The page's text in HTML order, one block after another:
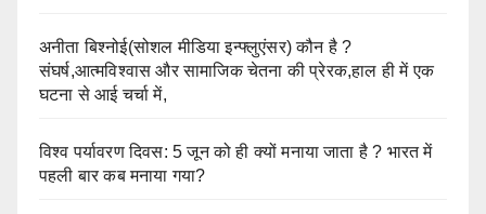
अनीता बिश्नोई(सोशल मीडिया इन्फ्लुएंसर) कौन है ?
संघर्ष,आत्मविश्वास और सामाजिक चेतना की प्रेरक,हाल ही में एक
घटना से आई चर्चा में,
विश्व पर्यावरण दिवस: 5 जून को ही क्यों मनाया जाता है ? भारत में
पहली बार कब मनाया गया?